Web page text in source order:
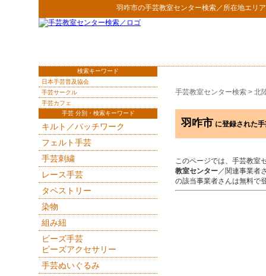
羽咋市の手芸教室センター検索／所在地エリ
手芸教室センター検索 > 北
羽咋市 に登録された
このページでは、手芸教室
教室センター／関連事業者
の該当事業者さんは無料で
検索キーワード
日本手芸普及協会
手芸サークル
手芸カフェ
手芸 分別・検索キーワード
キルト／パッチワーク
フェルト手芸
手芸刺繍
レース手芸
タペストリー
染物
組み紐
ビーズ手芸
ビーズアクセサリー
手芸ぬいぐるみ